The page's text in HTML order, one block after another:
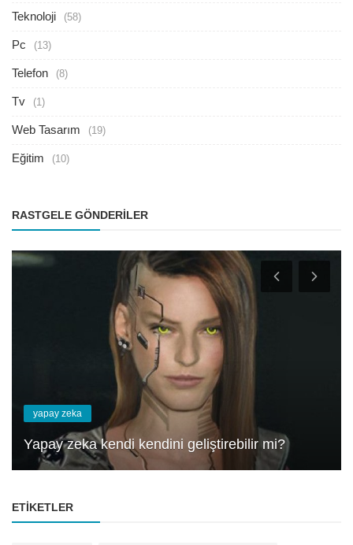
Teknoloji (58)
Pc (13)
Telefon (8)
Tv (1)
Web Tasarım (19)
Eğitim (10)
RASTGELE GÖNDERILER
yapay zeka
Yapay zeka kendi kendini geliştirebilir mi?
ETIKETLER